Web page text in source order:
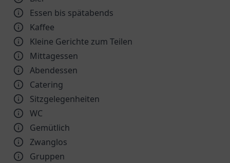
Essen bis spätabends
Kaffee
Kleine Gerichte zum Teilen
Mittagessen
Abendessen
Catering
Sitzgelegenheiten
WC
Gemütlich
Zwanglos
Gruppen